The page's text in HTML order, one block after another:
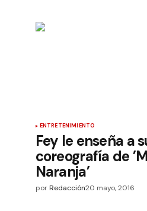
ENTRETENIMIENTO
Fey le enseña a
coreografía de
Naranja’
por Redacción20 mayo, 2016